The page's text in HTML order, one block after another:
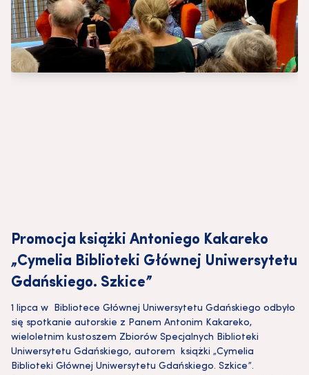
Promocja książki Antoniego Kakareko
„Cymelia Biblioteki Głównej Uniwersytetu
Gdańskiego. Szkice”
1 lipca w Bibliotece Głównej Uniwersytetu Gdańskiego odbyło
się spotkanie autorskie z Panem Antonim Kakareko,
wieloletnim kustoszem Zbiorów Specjalnych Biblioteki
Uniwersytetu Gdańskiego, autorem książki „Cymelia
Biblioteki Głównej Uniwersytetu Gdańskiego. Szkice”.